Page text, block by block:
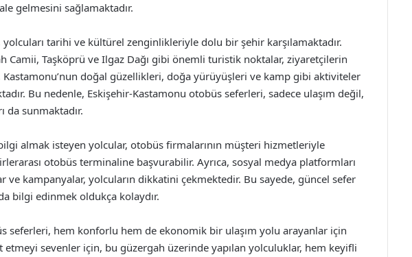
gelmesini sağlamaktadır.
yolcuları tarihi ve kültürel zenginlikleriyle dolu bir şehir karşılamaktadır.
Camii, Taşköprü ve Ilgaz Dağı gibi önemli turistik noktalar, ziyaretçilerin
Kastamonu’nun doğal güzellikleri, doğa yürüyüşleri ve kamp gibi aktiviteler
Bu nedenle, Eskişehir-Kastamonu otobüs seferleri, sadece ulaşım değil,
da sunmaktadır.
almak isteyen yolcular, otobüs firmalarının müşteri hizmetleriyle
otobüs terminaline başvurabilir. Ayrıca, sosyal medya platformları
ve kampanyalar, yolcuların dikkatini çekmektedir. Bu sayede, güncel sefer
bilgi edinmek oldukça kolaydır.
seferleri, hem konforlu hem de ekonomik bir ulaşım yolu arayanlar için
etmeyi sevenler için, bu güzergah üzerinde yapılan yolculuklar, hem keyifli